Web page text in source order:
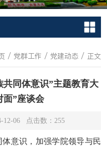
/ 党群工作 / 党建动态 / 正文
同体意识”主题教育大
面”座谈会
06 点击数： 255
意识，加强学院领导与民